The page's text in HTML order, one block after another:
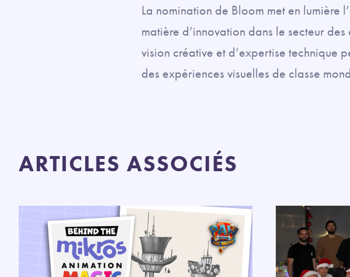
La nomination de Bloom met en lumière
matière d’innovation dans le secteur
vision créative et d’expertise technique
des expériences visuelles de classe
ARTICLES ASSOCIÉS